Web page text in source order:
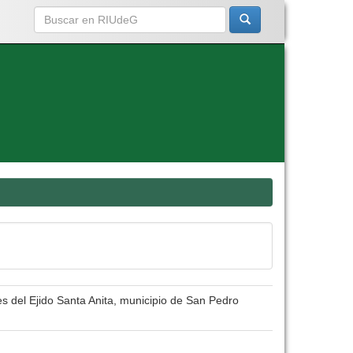
del Ejido Santa Anita, municipio de San Pedro